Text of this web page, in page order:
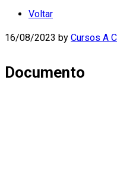
Voltar
16/08/2023 by Cursos A
Documento